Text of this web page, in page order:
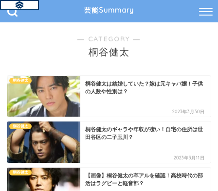
芸能Summary
― CATEGORY ―
桐谷健太
桐谷健太
桐谷健太は結婚していた？嫁は元キャバ嬢！子供
の人数や性別は？
2023年3月30日
桐谷健太
桐谷健太のギャラや年収が凄い！自宅の住所は世
田谷区の二子玉川？
2023年3月11日
桐谷健太
【画像】桐谷健太の卒アルを確認！高校時代の部
活はラグビーと軽音部？